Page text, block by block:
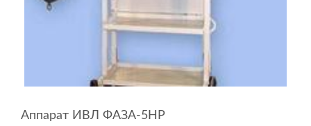
Аппарат ИВЛ ФАЗА-5НР